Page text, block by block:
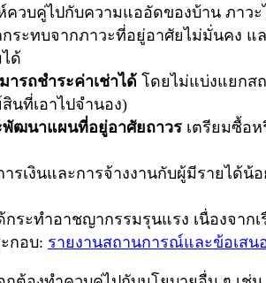
วบคู่ไปกับความแออัดของบ้าน ภา
ะทบจากภาวะที่อยู่อาศัยไม่มั่นคง แ
ด้
รถชำระค่าเช่าได้ โดยไม่แบ่งแยกส
นที่เอาไปจำนอง)
พัฒนาแผนที่อยู่อาศัยถาวร เตรียมซื้อห
รเงินและการจ้างงานกับผู้มีรายได้
ะทำอาชญากรรมรุนแรง เนื่องจาก
กอบ: รายงานสถานการณ์และข้อเสน